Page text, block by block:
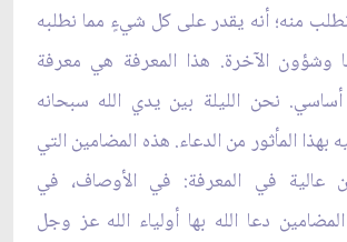
منه؛ أنه يقدر على كل شيءٍ مما نطلبه
وشؤون الآخرة. هذا المعرفة هي معرفة
نحن الليلة بين يدي الله سبحانه
بهذا المأثور من الدعاء. هذه المضامين التي
عالية في المعرفة: في الأوصاف، في
دعا الله بها أولياء الله عز وجل